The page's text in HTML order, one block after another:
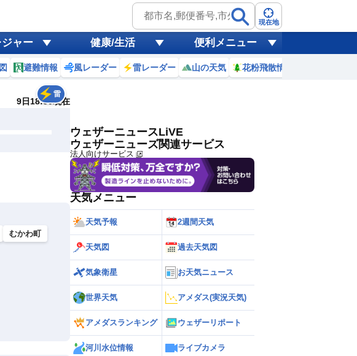
現在地
ャー 健康/生活 便利メニュー
避難情報 風レーダー 雷レーダー 山の天気 花粉飛散情報
9日18:50現在
雷
風
黄砂
天気 台風
むかわ町
ウェザーニュースLiVE
ウェザーニューズ関連サービス
法人向けサービス
天気メニュー
天気予報 2週間天気
天気図 過去天気図
気象衛星 お天気ニュース
世界天気 アメダス(実況天気)
アメダスランキング ウェザーリポート
河川水位情報 ライブカメラ